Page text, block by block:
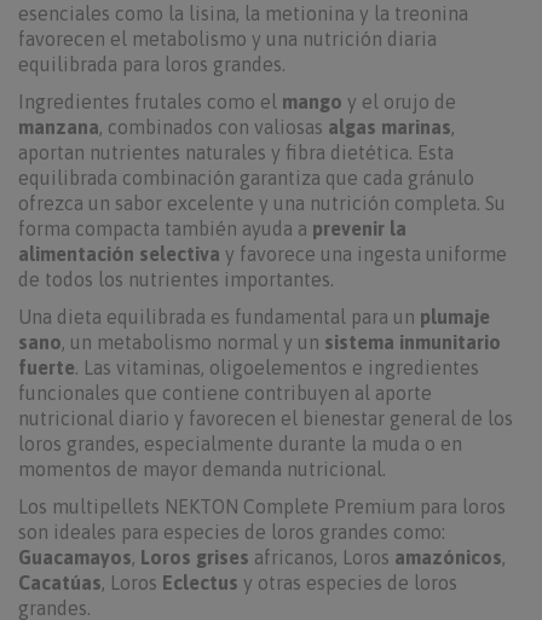
esenciales como la lisina, la metionina y la treonina
favorecen el metabolismo y una nutrición diaria
equilibrada para loros grandes.
Ingredientes frutales como el mango y el orujo de
manzana, combinados con valiosas algas marinas,
aportan nutrientes naturales y fibra dietética. Esta
equilibrada combinación garantiza que cada gránulo
ofrezca un sabor excelente y una nutrición completa. Su
forma compacta también ayuda a prevenir la
alimentación selectiva y favorece una ingesta uniforme
de todos los nutrientes importantes.
Una dieta equilibrada es fundamental para un plumaje
sano, un metabolismo normal y un sistema inmunitario
fuerte. Las vitaminas, oligoelementos e ingredientes
funcionales que contiene contribuyen al aporte
nutricional diario y favorecen el bienestar general de los
loros grandes, especialmente durante la muda o en
momentos de mayor demanda nutricional.
Los multipellets NEKTON Complete Premium para loros
son ideales para especies de loros grandes como:
Guacamayos, Loros grises africanos, Loros amazónicos,
Cacatúas, Loros Eclectus y otras especies de loros
grandes.